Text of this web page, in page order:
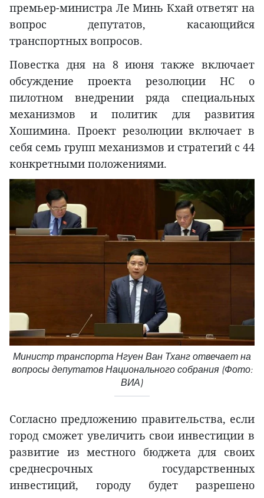
премьер-министра Ле Минь Кхай ответят на
вопрос депутатов, касающийся
транспортных вопросов.
Повестка дня на 8 июня также включает
обсуждение проекта резолюции НС о
пилотном внедрении ряда специальных
механизмов и политик для развития
Хошимина. Проект резолюции включает в
себя семь групп механизмов и стратегий с 44
конкретными положениями.
Министр транспорта Нгуен Ван Тханг отвечает на
вопросы депутатов Национального собрания (Фото:
ВИА)
Согласно предложению правительства, если
город сможет увеличить свои инвестиции в
развитие из местного бюджета для своих
среднесрочных государственных
инвестиций, городу будет разрешено